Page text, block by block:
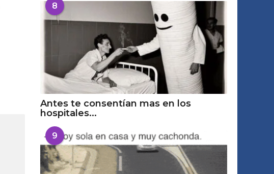
8
Antes te consentían mas en los
hospitales...
9